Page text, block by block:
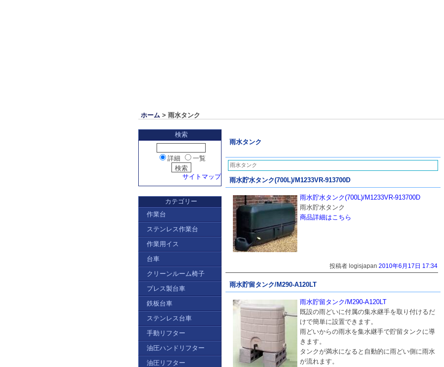
ホーム > 雨水タンク
雨水タンク
雨水タンク
雨水貯水タンク(700L)/M1233VR-913700D
雨水貯水タンク(700L)/M1233VR-913700D
雨水貯水タンク
商品詳細はこちら
投稿者 logisjapan 2010年6月17日 17:34
雨水貯留タンク/M290-A120LT
雨水貯留タンク/M290-A120LT
既設の雨どいに付属の集水継手を取り付けるだ
けで簡単に設置できます。
雨どいからの雨水を集水継手で貯留タンクに導
きます。
タンクが満水になると自動的に雨どい側に雨水
が流れます。
検索
詳細 一覧
サイトマップ
カテゴリー
作業台
ステンレス作業台
作業用イス
台車
クリーンルーム椅子
プレス製台車
鉄板台車
ステンレス台車
手動リフター
油圧ハンドリフター
油圧リフター